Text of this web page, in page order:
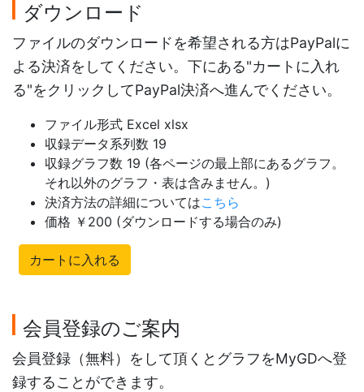
ダウンロード
ファイルのダウンロードを希望される方はPayPalに
よる決済をしてください。下にある"カートに入れ
る"をクリックしてPayPal決済へ進んでください。
ファイル形式 Excel xlsx
収録データ系列数 19
収録グラフ数 19 (各ページの最上部にあるグラフ。
それ以外のグラフ・表は含みません。)
決済方法の詳細についてはこちら
価格 ￥200 (ダウンロードする場合のみ)
カートに入れる
会員登録のご案内
会員登録（無料）をして頂くとグラフをMyGDへ登
録することができます。